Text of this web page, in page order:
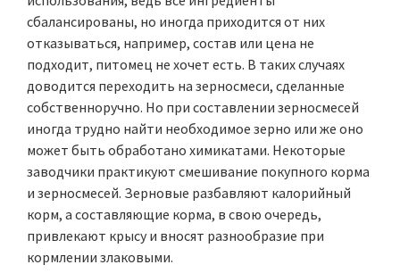
сбалансированы, но иногда приходится от них
отказываться, например, состав или цена не
подходит, питомец не хочет есть. В таких случаях
доводится переходить на зерносмеси, сделанные
собственноручно. Но при составлении зерносмесей
иногда трудно найти необходимое зерно или же оно
может быть обработано химикатами. Некоторые
заводчики практикуют смешивание покупного корма
и зерносмесей. Зерновые разбавляют калорийный
корм, а составляющие корма, в свою очередь,
привлекают крысу и вносят разнообразие при
кормлении злаковыми.